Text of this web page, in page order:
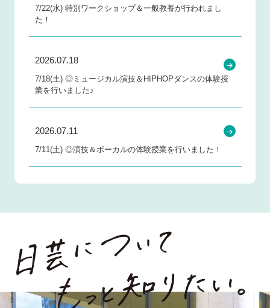
7/22(水) 特別ワークショップ＆一般教養が行われまし
た！
2026.07.18
7/18(土) ◎ミュージカル演技＆HIPHOPダンスの体験授
業を行いました♪
2026.07.11
7/11(土) ◎演技＆ボーカルの体験授業を行いました！